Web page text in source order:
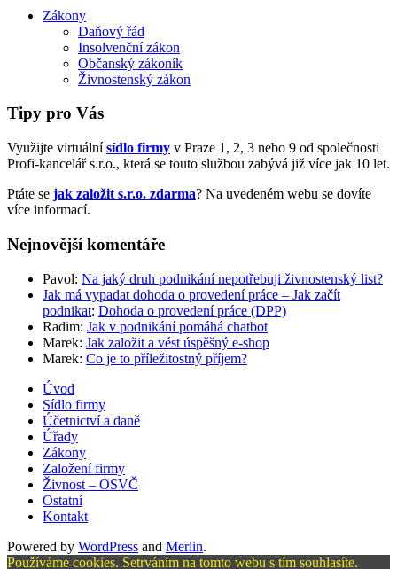
Zákony
Daňový řád
Insolvenční zákon
Občanský zákoník
Živnostenský zákon
Tipy pro Vás
Využijte virtuálnísídlo firmy v Praze 1, 2, 3 nebo 9 od společnosti
Profi-kancelář s.r.o., která se touto službou zabývá již více jak 10 let.
Ptáte se jak založit s.r.o. zdarma? Na uvedeném webu se dovíte
více informací.
Nejnovější komentáře
Pavol: Na jaký druh podnikání nepotřebuji živnostenský list?
Jak má vypadat dohoda o provedení práce – Jak začít
podnikat: Dohoda o provedení práce (DPP)
Radim: Jak v podnikání pomáhá chatbot
Marek: Jak založit a vést úspěšný e-shop
Marek: Co je to příležitostný příjem?
Úvod
Sídlo firmy
Účetnictví a daně
Úřady
Zákony
Založení firmy
Živnost – OSVČ
Ostatní
Kontakt
Powered by WordPress and Merlin.
Používáme cookies. Setrváním na tomto webu s tím souhlasíte.